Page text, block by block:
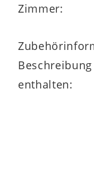
Zimmer:
enthalten: